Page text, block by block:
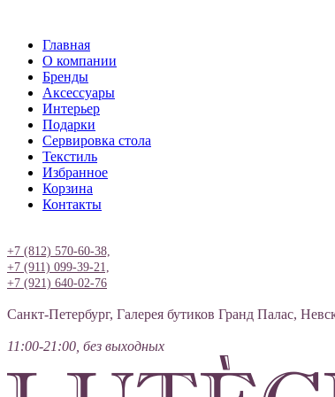
Главная
О компании
Бренды
Аксессуары
Интерьер
Подарки
Сервировка стола
Текстиль
Избранное
Корзина
Контакты
+7 (812) 570-60-38,
+7 (911) 099-39-21,
+7 (921) 640-02-76
Санкт-Петербург, Галерея бутиков Гранд Палас,
11:00-21:00, без выходных